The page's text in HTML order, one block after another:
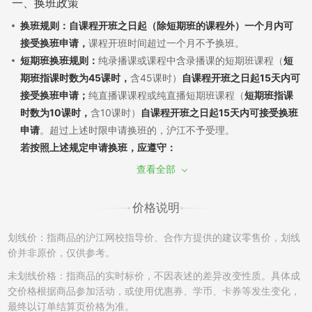
换班规则：自课程开班之日起（除短期班的课程外）一个月内可
接受换班申请， 课程开班时间超过一个月不予换班。
短期班换班规则： 纯录播课或课程中含录播课的短期班课程（短
期班指课时数为45课时， 含45课时）
自课程开班之日起15天内可
接受换班申请； 纯直播课课程或纯直播短期班课程（短期班指课
时数为10课时， 含10课时）
自课程开班之日起15天内可接受换班
申请。超过上述时限申请换班的，沪江不予受理。
若按照上述规定申请换班，应遵守：
（1）换班需经过学员申请和沪江审批，换班差价需遵循现行售后
补；同课不同班换班：自课程开班之日起7天内，且未产生听课记
录，可申请换班至该课程的其他班级，差价不退不补。
（2）如产生课程换班，开通课程时使用消耗的学习卡/优惠券将
不能再次使用，亦不能在置换的班级中进行抵扣课程费用。
（3）开通的课程只有一次换班机会，已申请并成功更换的课程不
再接受换班申请。另外，成功换班后的课程，不再享有申请退班
的权利。例如A课程-->B课程，B课程不能再次申请更换和退班。
查看全部
价格说明
划线价：指商品的沪江网校指导价、合作方提供的建议零售价，划线
价并非原价，仅供参考。
未划线价格：指商品的实时标价，不因表述的差异改变性质。具体成
交价格根据商品参加活动，或使用优惠券、学币、卡券等发生变化，
最终以订单结算页价格为准。